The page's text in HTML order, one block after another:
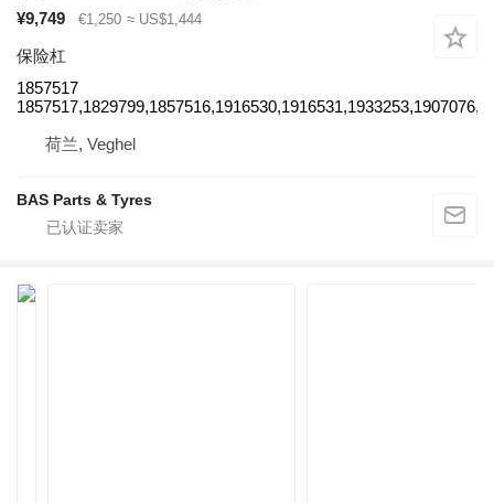
¥9,749
€1,250 ≈ US$1,444
保险杠
1857517
荷兰, Veghel
BAS Parts & Tyres